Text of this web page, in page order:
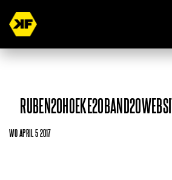
WO APRIL 5 2017